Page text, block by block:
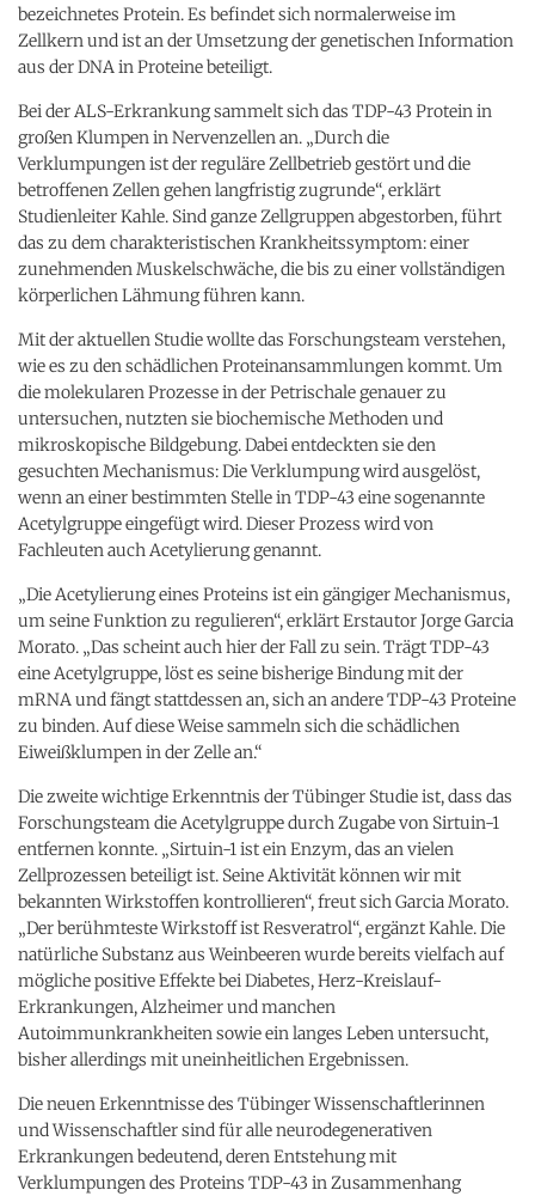
bezeichnetes Protein. Es befindet sich normalerweise im
Zellkern und ist an der Umsetzung der genetischen Information
aus der DNA in Proteine beteiligt.
Bei der ALS-Erkrankung sammelt sich das TDP-43 Protein in
großen Klumpen in Nervenzellen an. „Durch die
Verklumpungen ist der reguläre Zellbetrieb gestört und die
betroffenen Zellen gehen langfristig zugrunde“, erklärt
Studienleiter Kahle. Sind ganze Zellgruppen abgestorben, führt
das zu dem charakteristischen Krankheitssymptom: einer
zunehmenden Muskelschwäche, die bis zu einer vollständigen
körperlichen Lähmung führen kann.
Mit der aktuellen Studie wollte das Forschungsteam verstehen,
wie es zu den schädlichen Proteinansammlungen kommt. Um
die molekularen Prozesse in der Petrischale genauer zu
untersuchen, nutzten sie biochemische Methoden und
mikroskopische Bildgebung. Dabei entdeckten sie den
gesuchten Mechanismus: Die Verklumpung wird ausgelöst,
wenn an einer bestimmten Stelle in TDP-43 eine sogenannte
Acetylgruppe eingefügt wird. Dieser Prozess wird von
Fachleuten auch Acetylierung genannt.
„Die Acetylierung eines Proteins ist ein gängiger Mechanismus,
um seine Funktion zu regulieren“, erklärt Erstautor Jorge Garcia
Morato. „Das scheint auch hier der Fall zu sein. Trägt TDP-43
eine Acetylgruppe, löst es seine bisherige Bindung mit der
mRNA und fängt stattdessen an, sich an andere TDP-43 Proteine
zu binden. Auf diese Weise sammeln sich die schädlichen
Eiweißklumpen in der Zelle an.“
Die zweite wichtige Erkenntnis der Tübinger Studie ist, dass das
Forschungsteam die Acetylgruppe durch Zugabe von Sirtuin-1
entfernen konnte. „Sirtuin-1 ist ein Enzym, das an vielen
Zellprozessen beteiligt ist. Seine Aktivität können wir mit
bekannten Wirkstoffen kontrollieren“, freut sich Garcia Morato.
„Der berühmteste Wirkstoff ist Resveratrol“, ergänzt Kahle. Die
natürliche Substanz aus Weinbeeren wurde bereits vielfach auf
mögliche positive Effekte bei Diabetes, Herz-Kreislauf-
Erkrankungen, Alzheimer und manchen
Autoimmunkrankheiten sowie ein langes Leben untersucht,
bisher allerdings mit uneinheitlichen Ergebnissen.
Die neuen Erkenntnisse des Tübinger Wissenschaftlerinnen
und Wissenschaftler sind für alle neurodegenerativen
Erkrankungen bedeutend, deren Entstehung mit
Verklumpungen des Proteins TDP-43 in Zusammenhang